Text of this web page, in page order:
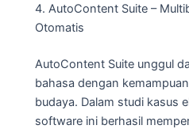
4. AutoContent Suite –
Otomatis
AutoContent Suite unggul
bahasa dengan
budaya. Dalam studi kasus
software ini berhasil